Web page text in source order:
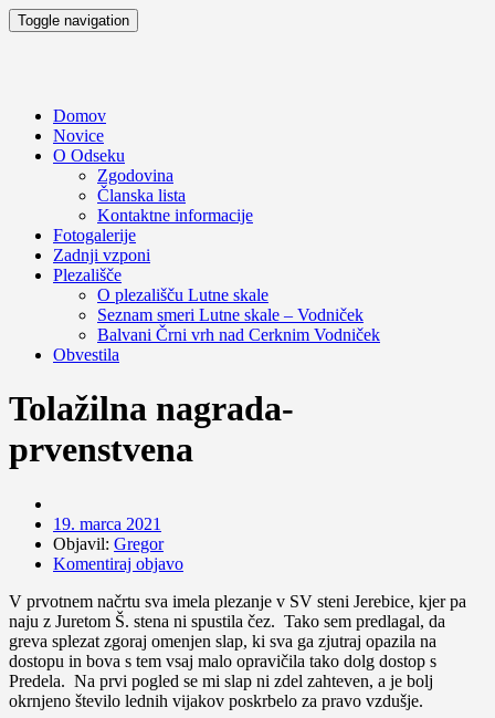
Toggle navigation
Domov
Novice
O Odseku
Zgodovina
Članska lista
Kontaktne informacije
Fotogalerije
Zadnji vzponi
Plezališče
O plezališču Lutne skale
Seznam smeri Lutne skale – Vodniček
Balvani Črni vrh nad Cerknim Vodniček
Obvestila
Tolažilna nagrada-
prvenstvena
19. marca 2021
Objavil: Gregor
Komentiraj objavo
V prvotnem načrtu sva imela plezanje v SV steni Jerebice, kjer pa
naju z Juretom Š. stena ni spustila čez. Tako sem predlagal, da
greva splezat zgoraj omenjen slap, ki sva ga zjutraj opazila na
dostopu in bova s tem vsaj malo opravičila tako dolg dostop s
Predela. Na prvi pogled se mi slap ni zdel zahteven, a je bolj
okrnjeno število lednih vijakov poskrbelo za pravo vzdušje.